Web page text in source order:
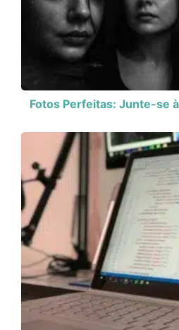
Fotos Perfeitas: Junte-se